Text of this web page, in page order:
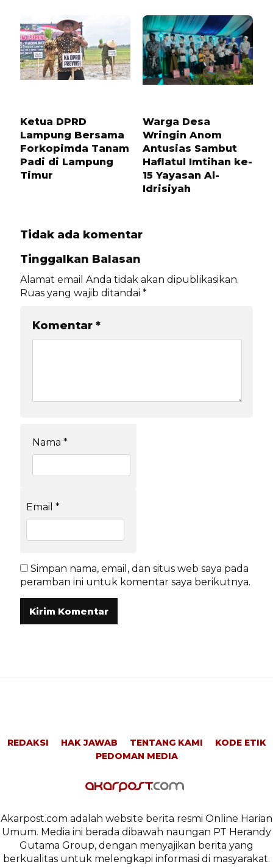
Ketua DPRD
Lampung Bersama
Forkopimda Tanam
Padi di Lampung
Timur
Warga Desa
Wringin Anom
Antusias Sambut
Haflatul Imtihan ke-
15 Yayasan Al-
Idrisiyah
Tidak ada komentar
Tinggalkan Balasan
Alamat email Anda tidak akan dipublikasikan.
Ruas yang wajib ditandai *
Komentar *
Nama *
Email *
Simpan nama, email, dan situs web saya pada
peramban ini untuk komentar saya berikutnya.
REDAKSI HAK JAWAB TENTANG KAMI
KODE ETIK
PEDOMAN MEDIA
Akarpost.com adalah website berita resmi Online Harian
Umum. Media ini berada dibawah naungan PT Herandy
Gutama Group, dengan menyajikan berita yang
berkualitas untuk melengkapi informasi di masyarakat.